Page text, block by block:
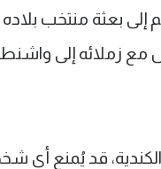
إلى بعثة منتخب
قد يُمنع أي